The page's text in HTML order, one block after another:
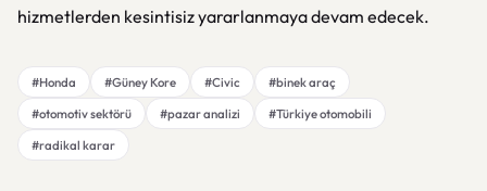
hizmetlerden kesintisiz yararlanmaya devam edecek.
#Honda #Güney Kore #Civic
#binek araç
#otomotiv sektörü
#pazar analizi
#Türkiye otomobili
#radikal karar